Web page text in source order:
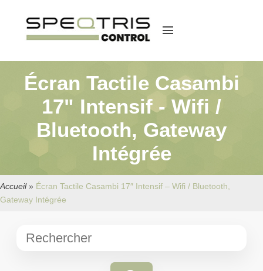
menu
Écran Tactile Casambi
17" Intensif - Wifi /
Bluetooth, Gateway
Intégrée
Accueil» Écran Tactile Casambi 17″ Intensif – Wifi / Bluetooth,
Gateway Intégrée